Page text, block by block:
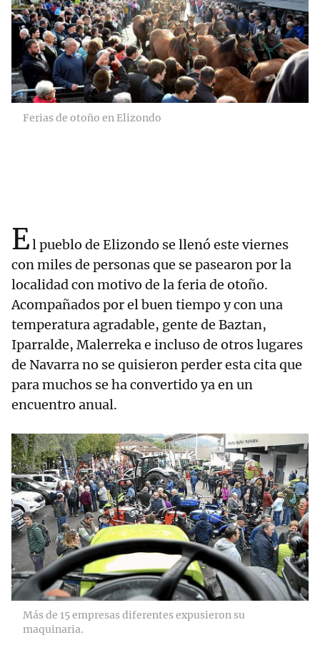
Ferias de otoño en Elizondo
El pueblo de Elizondo se llenó este viernes
con miles de personas que se pasearon por la
localidad con motivo de la feria de otoño.
Acompañados por el buen tiempo y con una
temperatura agradable, gente de Baztan,
Iparralde, Malerreka e incluso de otros lugares
de Navarra no se quisieron perder esta cita que
para muchos se ha convertido ya en un
encuentro anual.
Más de 15 empresas diferentes expusieron su
maquinaria.